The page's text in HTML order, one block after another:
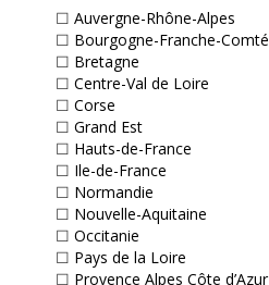
☐ Auvergne-Rhône-Alpes
☐ Bourgogne-Franche-Comté
☐ Bretagne
☐ Centre-Val de Loire
☐ Corse
☐ Grand Est
☐ Hauts-de-France
☐ Ile-de-France
☐ Normandie
☐ Nouvelle-Aquitaine
☐ Occitanie
☐ Pays de la Loire
☐ Provence Alpes Côte d’Azur